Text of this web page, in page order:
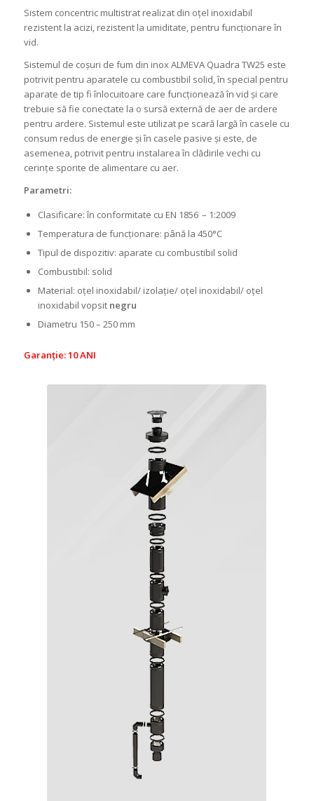
Sistem concentric multistrat realizat din oțel inoxidabil
rezistent la acizi, rezistent la umiditate, pentru funcționare în
vid.
Sistemul de coșuri de fum din inox ALMEVA Quadra TW25 este
potrivit pentru aparatele cu combustibil solid, în special pentru
aparate de tip fi înlocuitoare care funcționează în vid și care
trebuie să fie conectate la o sursă externă de aer de ardere
pentru ardere. Sistemul este utilizat pe scară largă în casele cu
consum redus de energie și în casele pasive și este, de
asemenea, potrivit pentru instalarea în clădirile vechi cu
cerințe sporite de alimentare cu aer.
Parametri:
Clasificare: în conformitate cu EN 1856 – 1:2009
Temperatura de funcționare: până la 450°C
Tipul de dispozitiv: aparate cu combustibil solid
Combustibil: solid
Material: oțel inoxidabil/ izolație/ oțel inoxidabil/ oțel
inoxidabil vopsit negru
Diametru 150 – 250 mm
Garanție: 10 ANI